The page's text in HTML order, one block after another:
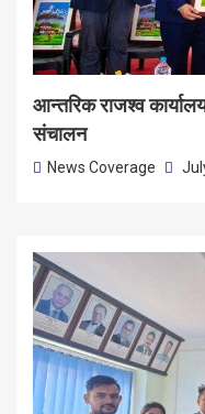
आन्तरिक राजश्व
संचालन
News Coverage